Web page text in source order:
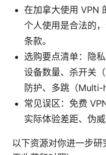
在加拿大使用 VPN
个人使用是合法的
条款。
选购要点清单：隐
设备数量、杀开关
防护、多跳（Multi-
常见误区：免费
实际体验差距、伪
以下资源对你进一步